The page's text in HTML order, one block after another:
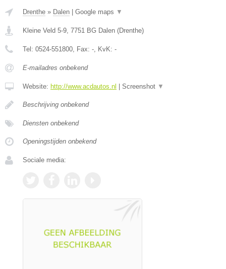
Drenthe » Dalen Google maps ▼
Kleine Veld 5-9 7751 BG Dalen (Drenthe)
Tel: 0524-551800 , Fax: - , KvK: -
E-mailadres onbekend
Website: http://www.acdautos.nl Screenshot ▼
Beschrijving onbekend
Diensten onbekend
Openingstijden onbekend
Sociale media: